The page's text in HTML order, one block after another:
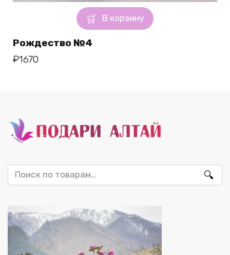
В корзину
Рождество №4
₽1670
Искать: